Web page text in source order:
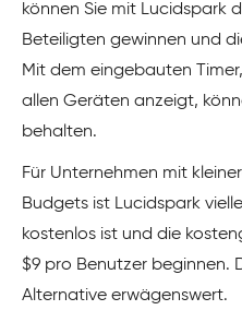
können Sie mit Lucidspark
Beteiligten gewinnen und
Mit dem eingebauten
allen Geräten anzeigt,
behalten.
Für Unternehmen mit
Budgets ist Lucidspark
kostenlos ist und die
$9 pro Benutzer beginnen.
Alternative erwägenswert.